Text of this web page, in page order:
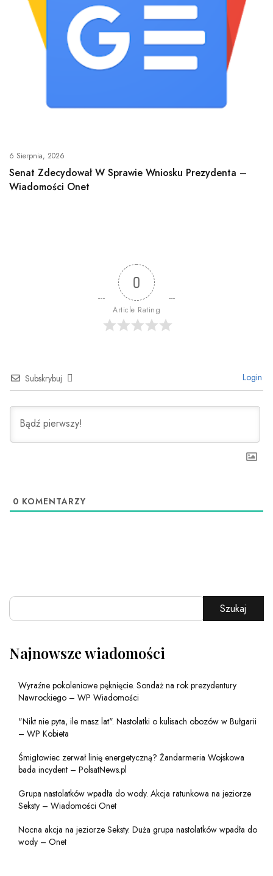
6 Sierpnia, 2026
Senat Zdecydował W Sprawie Wniosku Prezydenta –
Wiadomości Onet
0
Article Rating
Subskrybuj Login
0 KOMENTARZY
Szukaj
Najnowsze wiadomości
Wyraźne pokoleniowe pęknięcie. Sondaż na rok prezydentury
Nawrockiego – WP Wiadomości
"Nikt nie pyta, ile masz lat". Nastolatki o kulisach obozów w Bułgarii
– WP Kobieta
Śmigłowiec zerwał linię energetyczną? Żandarmeria Wojskowa
bada incydent – PolsatNews.pl
Grupa nastolatków wpadła do wody. Akcja ratunkowa na jeziorze
Seksty – Wiadomości Onet
Nocna akcja na jeziorze Seksty. Duża grupa nastolatków wpadła do
wody – Onet